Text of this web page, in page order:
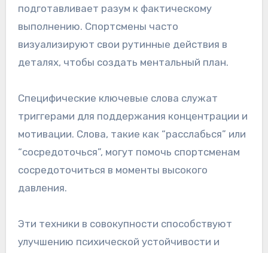
подготавливает разум к фактическому
выполнению. Спортсмены часто
визуализируют свои рутинные действия в
деталях, чтобы создать ментальный план.
Специфические ключевые слова служат
триггерами для поддержания концентрации и
мотивации. Слова, такие как “расслабься” или
“сосредоточься”, могут помочь спортсменам
сосредоточиться в моменты высокого
давления.
Эти техники в совокупности способствуют
улучшению психической устойчивости и